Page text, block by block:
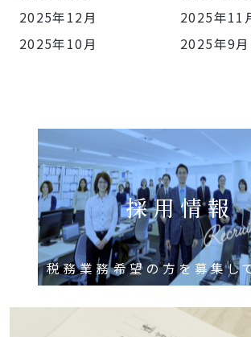
2025年12月
2025年11
2025年10月
2025年9月
採用情報
税務業務希望の方を募集し